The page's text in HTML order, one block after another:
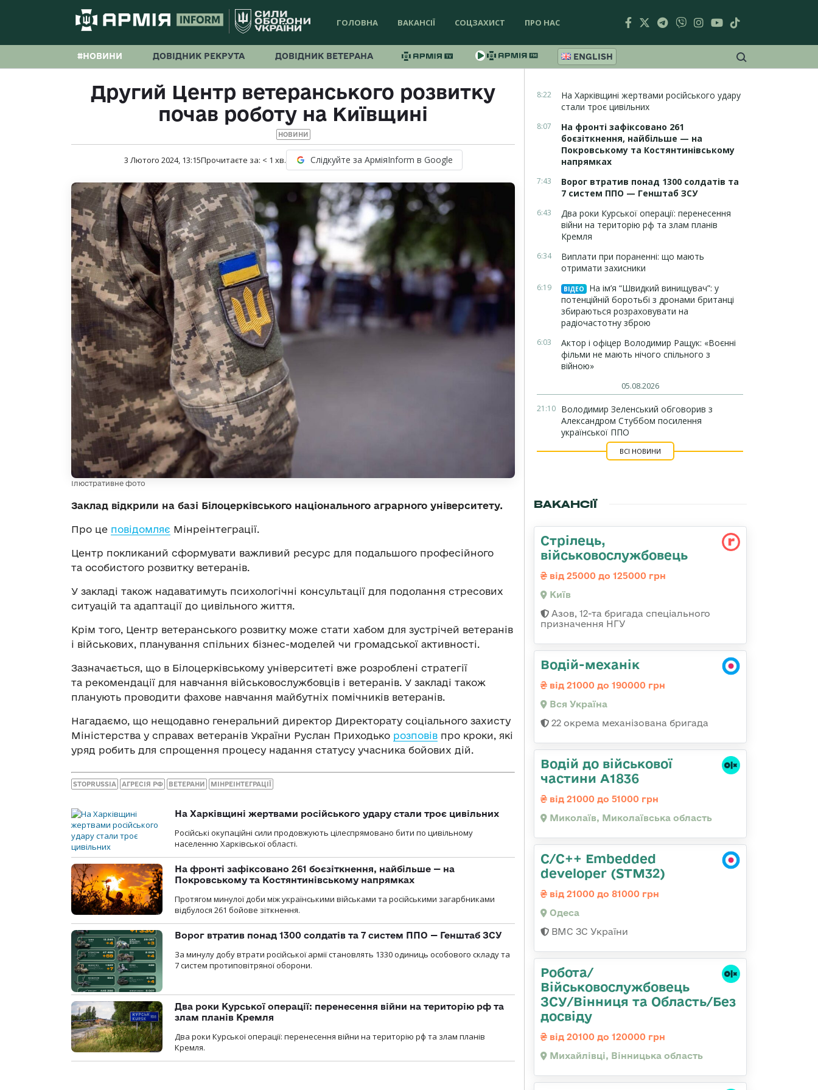
ГОЛОВНА ВАКАНСІЇ СОЦЗАХИСТ ПРО НАС
#НОВИНИ ДОВІДНИК РЕКРУТА ДОВІДНИК ВЕТЕРАНА ENGLISH
Другий Центр ветеранського розвитку
почав роботу на Київщині
НОВИНИ
3 Лютого 2024, 13:15Прочитаєте за: < 1 хв. Слідкуйте за АрміяInform в Google
Ілюстративне фото
Заклад відкрили на базі Білоцерківського національного аграрного університету.
Про це повідомляє Мінреінтеграції.
Центр покликаний сформувати важливий ресурс для подальшого професійного
та особистого розвитку ветеранів.
У закладі також надаватимуть психологічні консультації для подолання стресових
ситуацій та адаптації до цивільного життя.
Крім того, Центр ветеранського розвитку може стати хабом для зустрічей ветеранів
і військових, планування спільних бізнес-моделей чи громадської активності.
Зазначається, що в Білоцерківському університеті вже розроблені стратегії
та рекомендації для навчання військовослужбовців і ветеранів. У закладі також
планують проводити фахове навчання майбутніх помічників ветеранів.
Нагадаємо, що нещодавно генеральний директор Директорату соціального захисту
Міністерства у справах ветеранів України Руслан Приходько розповів про кроки, які
уряд робить для спрощення процесу надання статусу учасника бойових дій.
STOPRUSSIA АГРЕСІЯ РФ ВЕТЕРАНИ МІНРЕІНТЕГРАЦІЇ
На Харківщині жертвами російського удару стали троє цивільних
Російські окупаційні сили продовжують цілеспрямовано бити по цивільному
населенню Харківської області.
На фронті зафіксовано 261 боєзіткнення, найбільше — на
Покровському та Костянтинівському напрямках
Протягом минулої доби між українськими військами та російськими загарбниками
відбулося 261 бойове зіткнення.
Ворог втратив понад 1300 солдатів та 7 систем ППО — Генштаб ЗСУ
За минулу добу втрати російської армії становлять 1330 одиниць особового складу та
7 систем протиповітряної оборони.
Два роки Курської операції: перенесення війни на територію рф та
злам планів Кремля
Два роки Курської операції: перенесення війни на територію рф та злам планів
Кремля.
8:22
На Харківщині жертвами російського удару
стали троє цивільних
8:07
На фронті зафіксовано 261
боєзіткнення, найбільше — на
Покровському та Костянтинівському
напрямках
7:43
Ворог втратив понад 1300 солдатів та
7 систем ППО — Генштаб ЗСУ
6:43
Два роки Курської операції: перенесення
війни на територію рф та злам планів
Кремля
6:34
Виплати при пораненні: що мають
отримати захисники
6:19 ВІДЕО
На ім’я “Швидкий винищувач”: у
потенційній боротьбі з дронами британці
збираються розраховувати на
радіочастотну зброю
6:03
Актор і офіцер Володимир Ращук: «Воєнні
фільми не мають нічого спільного з
війною»
05.08.2026
21:10 Володимир Зеленський обговорив з
Александром Стуббом посилення
української ППО
ВСІ НОВИНИ
ВАКАНСІЇ
Стрілець,
військовослужбовець
від 25000 до 125000 грн
Київ
Азов, 12-та бригада спеціального
призначення НГУ
Водій-механік
від 21000 до 190000 грн
Вся Україна
22 окрема механізована бригада
Водій до військової
частини А1836
від 21000 до 51000 грн
Миколаїв, Миколаївська область
C/C++ Embedded
developer (STM32)
від 21000 до 81000 грн
Одеса
ВМС ЗС України
Робота/
Військовослужбовець
ЗСУ/Вінниця та Область/Без
досвіду
від 20100 до 120000 грн
Михайлівці, Вінницька область